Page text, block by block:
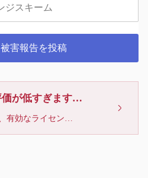
ジスキーム
害報告を投稿
注意：WikiFXでの評価が低すぎます、利用しないでください
このブローカーには現在、有効なライセンスが確認されていません。リスクにご注意下さい！